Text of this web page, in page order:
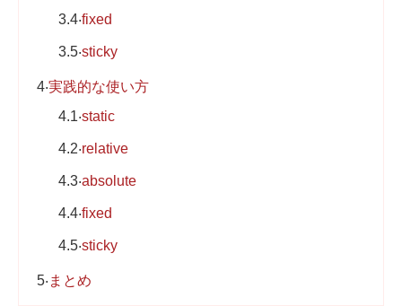
3.4fixed
3.5sticky
4実践的な使い方
4.1static
4.2relative
4.3absolute
4.4fixed
4.5sticky
5まとめ